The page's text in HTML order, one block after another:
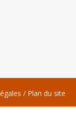
/ Plan du site